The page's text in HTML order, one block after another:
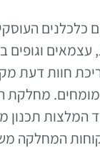
עצמאים וגופים
חוות דעת
מחלקת
המלצות תכנון
המחלקה